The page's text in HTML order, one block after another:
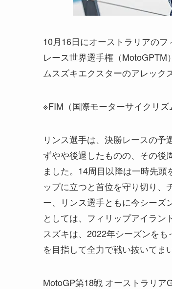
10月16日にオーストラリアの
レース世界選手権（
ムスズキエクスターのアレック
※FIM（国際モーターサイクリズ
リンス選手は、決勝レースの
ずやや後退したものの、その後
ました。14周目以降は一時先
ップに立つと首位を守り切り
ー、リンス選手ともに今シーズ
としては、フィリップアイラン
スズキは、2022年シーズンを
を目指して全力で戦い抜いてま
MotoGP第18戦 オーストラリア